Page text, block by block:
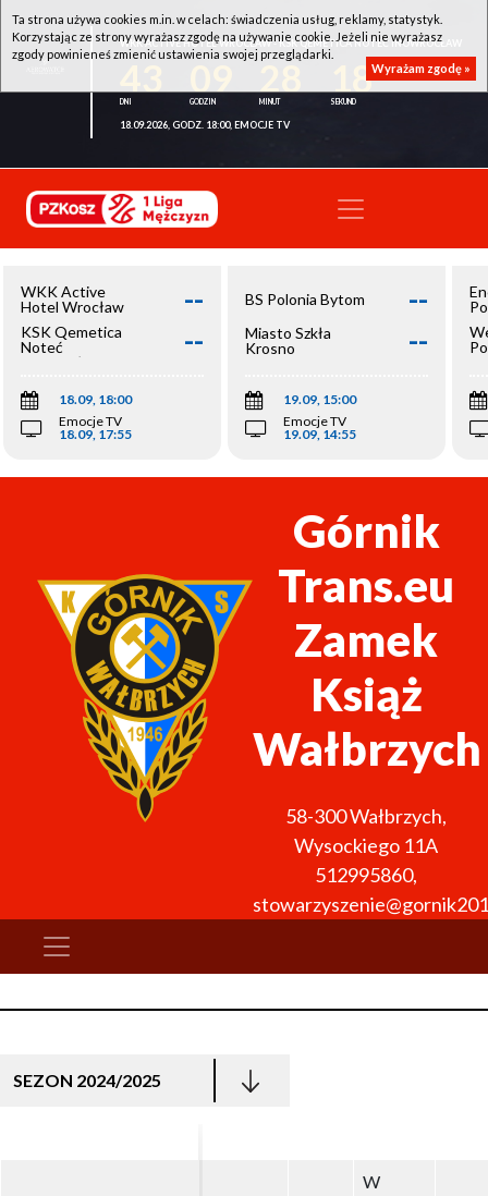
WKK ACTIVE HOTEL WROCŁAW - KSK QEMETICA NOTEĆ INOWROCŁAW
18
18.09.2026, GODZ. 18:00, EMOCJE TV
WKK Active
Hotel Wrocław
--
KSK Qemetica
Noteć
Inowrocław
--
18.09, 18:00
Emocje TV
18.09, 17:55
BS Polonia Bytom --
Miasto Szkła
Krosno
--
19.09, 15:00
Emocje TV
19.09, 14:55
Górnik
Trans.eu
Zamek
Książ
Wałbrzych
58-300Wałbrzych,
Wysockiego 11A
512995860,
SEZON 2024/2025
W
W
Ta strona używa cookies m.in. w celach: świadczenia usług, reklamy, statystyk.
Korzystając ze strony wyrażasz zgodę na używanie cookie. Jeżeli nie wyrażasz
zgody powinieneś zmienić ustawienia swojej przeglądarki.
Wyrażam zgodę »